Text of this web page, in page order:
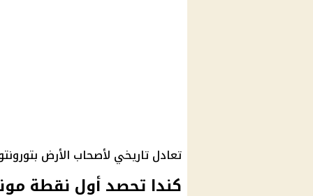
تعادل تاريخي لأصحاب الأرض